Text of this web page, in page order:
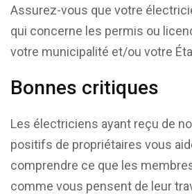
Assurez-vous que votre
qui concerne les permis ou
votre municipalité et/ou votre
Bonnes critiques
Les électriciens ayant reçu de
positifs de propriétaires vous
comprendre ce que les
comme vous pensent de leur